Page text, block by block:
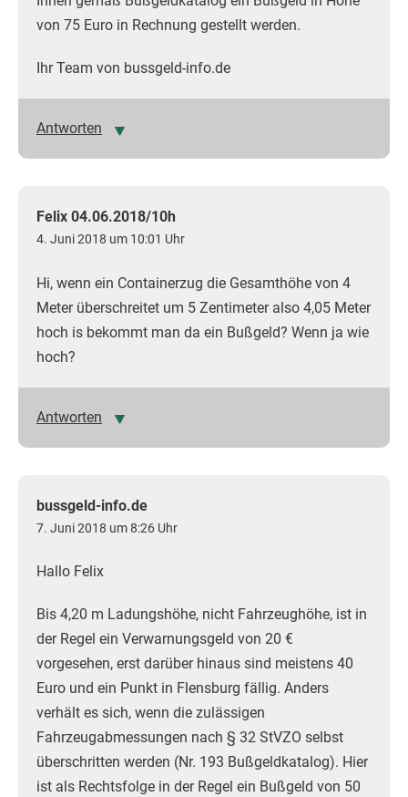
von 75 Euro in Rechnung gestellt werden.
Ihr Team von bussgeld-info.de
Antworten
Felix 04.06.2018/10h
4. Juni 2018 um 10:01 Uhr
Hi, wenn ein Containerzug die Gesamthöhe von 4
Meter überschreitet um 5 Zentimeter also 4,05 Meter
hoch is bekommt man da ein Bußgeld? Wenn ja wie
hoch?
Antworten
bussgeld-info.de
7. Juni 2018 um 8:26 Uhr
Hallo Felix
Bis 4,20 m Ladungshöhe, nicht Fahrzeughöhe, ist in
der Regel ein Verwarnungsgeld von 20 €
vorgesehen, erst darüber hinaus sind meistens 40
Euro und ein Punkt in Flensburg fällig. Anders
verhält es sich, wenn die zulässigen
Fahrzeugabmessungen nach § 32 StVZO selbst
überschritten werden (Nr. 193 Bußgeldkatalog). Hier
ist als Rechtsfolge in der Regel ein Bußgeld von 50